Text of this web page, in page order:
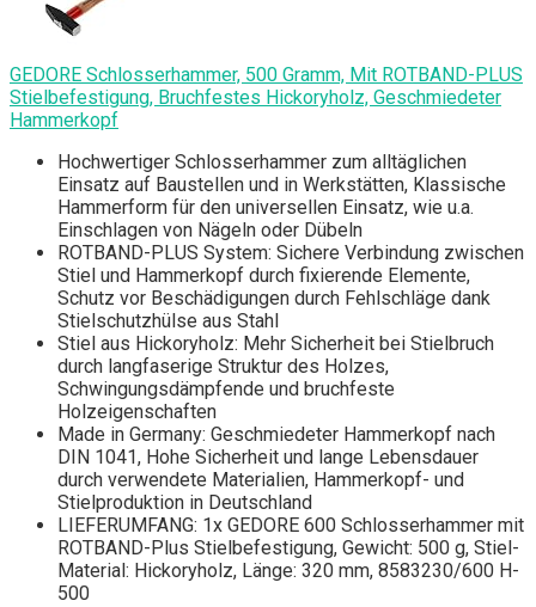
GEDORE Schlosserhammer, 500 Gramm, Mit ROTBAND-PLUS
Stielbefestigung, Bruchfestes Hickoryholz, Geschmiedeter
Hammerkopf
Hochwertiger Schlosserhammer zum alltäglichen
Einsatz auf Baustellen und in Werkstätten, Klassische
Hammerform für den universellen Einsatz, wie u.a.
Einschlagen von Nägeln oder Dübeln
ROTBAND-PLUS System: Sichere Verbindung zwischen
Stiel und Hammerkopf durch fixierende Elemente,
Schutz vor Beschädigungen durch Fehlschläge dank
Stielschutzhülse aus Stahl
Stiel aus Hickoryholz: Mehr Sicherheit bei Stielbruch
durch langfaserige Struktur des Holzes,
Schwingungsdämpfende und bruchfeste
Holzeigenschaften
Made in Germany: Geschmiedeter Hammerkopf nach
DIN 1041, Hohe Sicherheit und lange Lebensdauer
durch verwendete Materialien, Hammerkopf- und
Stielproduktion in Deutschland
LIEFERUMFANG: 1x GEDORE 600 Schlosserhammer mit
ROTBAND-Plus Stielbefestigung, Gewicht: 500 g, Stiel-
Material: Hickoryholz, Länge: 320 mm, 8583230/600 H-
500